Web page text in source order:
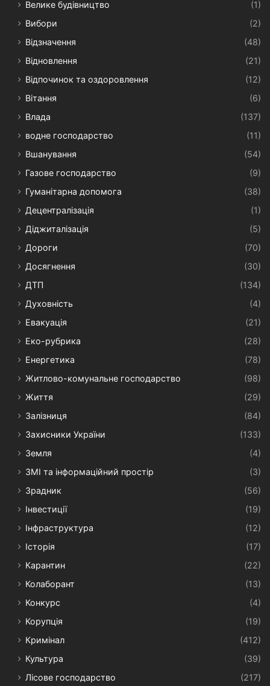
Велике будівництво
(1)
Вибори
(2)
Відзначення
(48)
Відновлення
(21)
Відпочинок та оздоровлення
(12)
Вітання
(6)
Влада
(137)
водне господарство
(11)
Вшанування
(54)
Газове господарство
(9)
Гуманітарна допомога
(38)
Децентралізація
(1)
Діджиталізація
(5)
Дороги
(70)
Досягнення
(30)
ДТП
(134)
Духовність
(4)
Евакуація
(21)
Еко-рубрика
(28)
Енергетика
(78)
Житлово-комунальне господарство
(98)
Життя
(29)
Залізниця
(84)
Захисники України
(133)
Земля
(4)
ЗМІ та інформаційний простір
(3)
Зрадник
(56)
Інвестиції
(19)
Інфраструктура
(12)
Історія
(17)
Карантин
(22)
Колаборант
(13)
Конкурс
(4)
Корупція
(19)
Кримінал
(412)
Культура
(39)
Лісове господарство
(217)